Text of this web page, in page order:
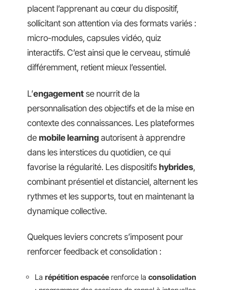
placent l’apprenant au cœur du dispositif,
sollicitant son attention via des formats variés :
micro-modules, capsules vidéo, quiz
interactifs. C’est ainsi que le cerveau, stimulé
différemment, retient mieux l’essentiel.
L’engagement se nourrit de la
personnalisation des objectifs et de la mise en
contexte des connaissances. Les plateformes
de mobile learning autorisent à apprendre
dans les interstices du quotidien, ce qui
favorise la régularité. Les dispositifs hybrides,
combinant présentiel et distanciel, alternent les
rythmes et les supports, tout en maintenant la
dynamique collective.
Quelques leviers concrets s’imposent pour
renforcer feedback et consolidation :
La répétition espacée renforce la consolidation